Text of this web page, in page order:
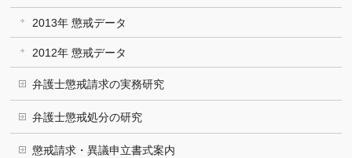
2013年 懲戒データ
2012年 懲戒データ
弁護士懲戒請求の実務研究
弁護士懲戒処分の研究
懲戒請求・異議申立書式案内